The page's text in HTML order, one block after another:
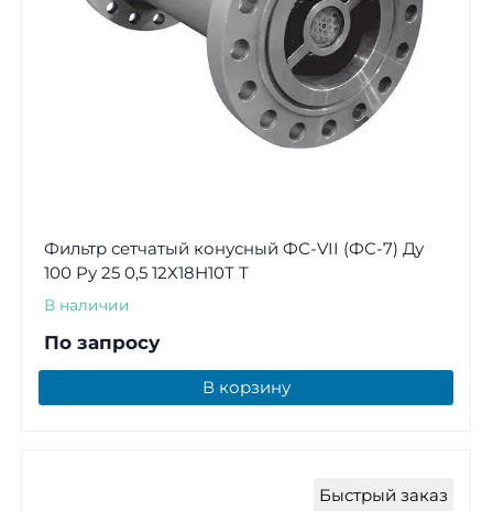
Фильтр сетчатый конусный ФС-VII (ФС-7) Ду
100 Ру 25 0,5 12Х18Н10Т Т
В наличии
По запросу
В корзину
Быстрый заказ